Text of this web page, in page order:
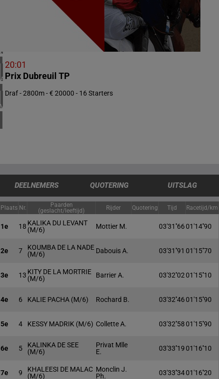
CHILI
1 meeting(s)
ARGENTINIË
1 meeting(s)
VERENIGDE STATEN
4 meeting(s)
20:01
Prix Dubreuil TP
Draf - 2800m - € 20000 - 16 Starters
DEELNEMERS QUOTERING UITSLAG
Plaats Nr.
Paarden
(geslacht/leeftijd)
Rijder Quotering Tijd Racetijd/km
1e 18 KALIKA DU LEVANT
(M/6)
Mottier M. 03'31''6601'14''90
2e 7
KOUMBA DE LA NADE
(M/6)
Dabouis A. 03'31''91 01'15''70
3e 13 KITY DE LA MORTRIE
(M/6)
Barrier A. 03'32''0201'15''10
4e 6 KALIE PACHA (M/6) Rochard B. 03'32''4601'15''90
5e 4 KESSY MADRIK (M/6) Collette A. 03'32''5801'15''90
6e 5
KALINKA DE SEE
(M/6)
Privat Mlle
E.
03'33''1901'16''10
7e 9
KHALEESI DE MALAC
(M/6)
Monclin J.
Ph.
03'33''3401'16''20